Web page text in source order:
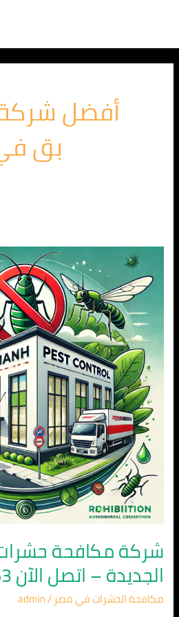
المحتوى
أفضل
بق
شركة مكافحة
الجديدة – اتصل الآن 01067626163
مكافحة الحشرات في مصر /
admin
مكافحة
حشرات
القاهرة
الجديدة
–
اتصل
الآن
01067626163